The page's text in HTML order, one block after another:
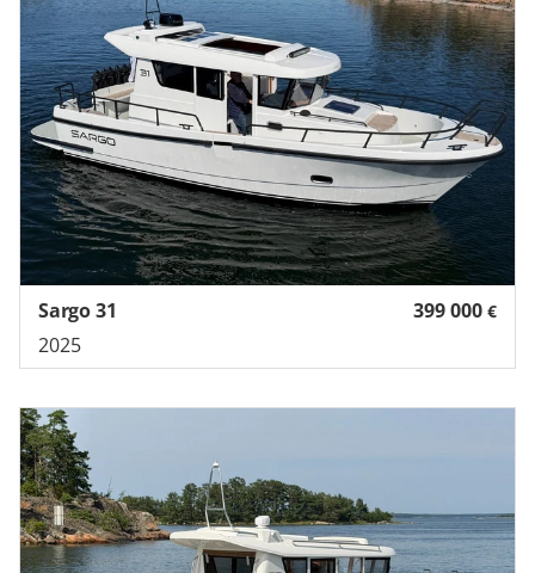
399 000 €
Sargo 31
2025